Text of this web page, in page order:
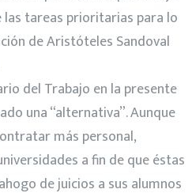
las tareas prioritarias para lo
de Aristóteles Sandoval
del Trabajo en la presente
una “alternativa”. Aunque
más personal,
a fin de que éstas
de juicios a sus alumnos